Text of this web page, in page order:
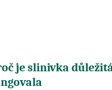
je slinivka